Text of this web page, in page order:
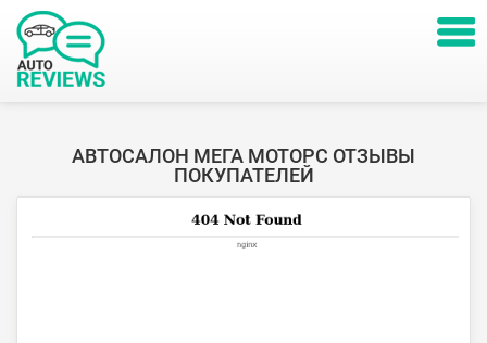
АВТОСАЛОН МЕГА МОТОРС ОТЗЫВЫ
ПОКУПАТЕЛЕЙ